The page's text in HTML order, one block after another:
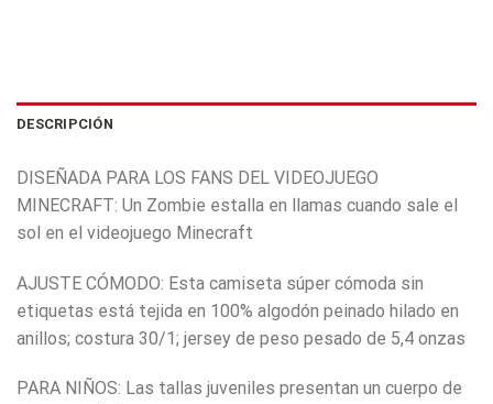
DESCRIPCIÓN
DISEÑADA PARA LOS FANS DEL VIDEOJUEGO
MINECRAFT: Un Zombie estalla en llamas cuando sale el
sol en el videojuego Minecraft
AJUSTE CÓMODO: Esta camiseta súper cómoda sin
etiquetas está tejida en 100% algodón peinado hilado en
anillos; costura 30/1; jersey de peso pesado de 5,4 onzas
PARA NIÑOS: Las tallas juveniles presentan un cuerpo de